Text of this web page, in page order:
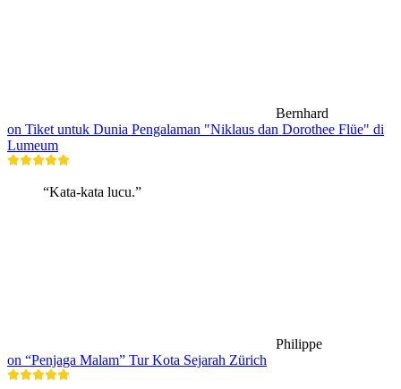
Bernhard
on Tiket untuk Dunia Pengalaman "Niklaus dan Dorothee Flüe" di
Lumeum
“Kata-kata lucu.”
Philippe
on “Penjaga Malam” Tur Kota Sejarah Zürich